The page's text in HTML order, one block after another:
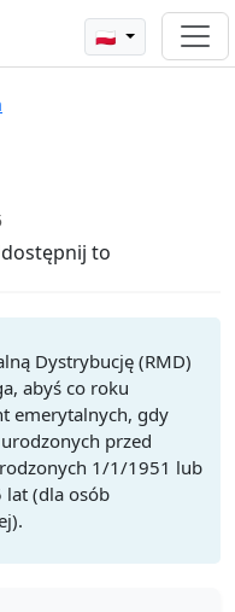
🇵🇱
to
Dystrybucję (RMD)
abyś co roku
emerytalnych, gdy
przed
1/1/1951 lub
(dla osób